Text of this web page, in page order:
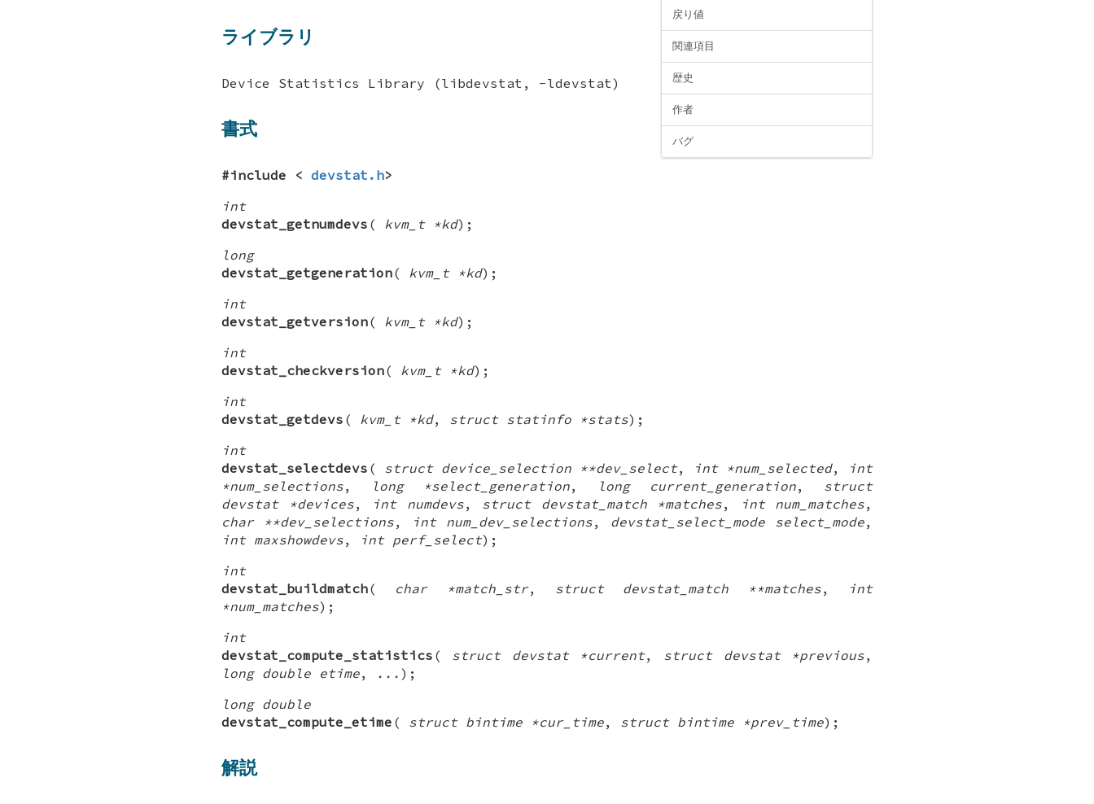
戻り値
関連項目
歴史
作者
バグ
ライブラリ
Device Statistics Library (libdevstat, -ldevstat)
書式
#include < devstat.h>
int
devstat_getnumdevs ( kvm_t *kd);
long
devstat_getgeneration( kvm_t *kd);
int
devstat_getversion( kvm_t *kd);
int
devstat_checkversion( kvm_t *kd);
int
devstat_getdevs ( kvm_t *kd, struct statinfo *stats);
int
devstat_selectdevs ( struct device_selection **dev_select, int *num_selected,
int
*num_selections, long *select_generation, long current_generation, struct
devstat *devices, int numdevs, struct devstat_match *matches, int num_matches,
char **dev_selections, int num_dev_selections, devstat_select_mode select_mode,
int maxshowdevs, int perf_select);
int
devstat_buildmatch( char *match_str, struct devstat_match **matches,
int
*num_matches);
int
devstat_compute_statistics ( struct devstat *current, struct devstat *previous,
long double etime, ... );
long double
devstat_compute_etime ( struct bintime *cur_time, struct bintime *prev_time);
解説